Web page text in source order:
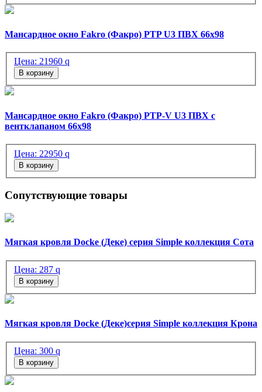
Мансардное окно Fakro (Факро) PTP U3 ПВХ 66х98
Цена: 21960 q
В корзину
Мансардное окно Fakro (Факро) PTP-V U3 ПВХ с
вентклапаном 66х98
Цена: 22950 q
В корзину
Сопутствующие товары
Мягкая кровля Docke (Деке) серия Simple коллекция Сота
Цена: 287 q
В корзину
Мягкая кровля Docke (Деке)серия Simple коллекция Крона
Цена: 300 q
В корзину